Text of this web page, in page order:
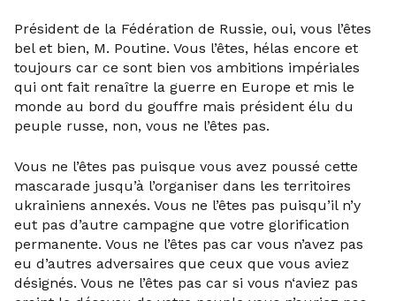
Président de la Fédération de Russie, oui, vous l’êtes
bel et bien, M. Poutine. Vous l’êtes, hélas encore et
toujours car ce sont bien vos ambitions impériales
qui ont fait renaître la guerre en Europe et mis le
monde au bord du gouffre mais président élu du
peuple russe, non, vous ne l’êtes pas.
Vous ne l’êtes pas puisque vous avez poussé cette
mascarade jusqu’à l’organiser dans les territoires
ukrainiens annexés. Vous ne l’êtes pas puisqu’il n’y
eut pas d’autre campagne que votre glorification
permanente. Vous ne l’êtes pas car vous n’avez pas
eu d’autres adversaires que ceux que vous aviez
désignés. Vous ne l’êtes pas car si vous n‘aviez pas